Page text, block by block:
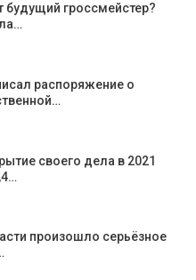
будущий гроссмейстер?
распоряжение о
своего дела в 2021
произошло серьёзное